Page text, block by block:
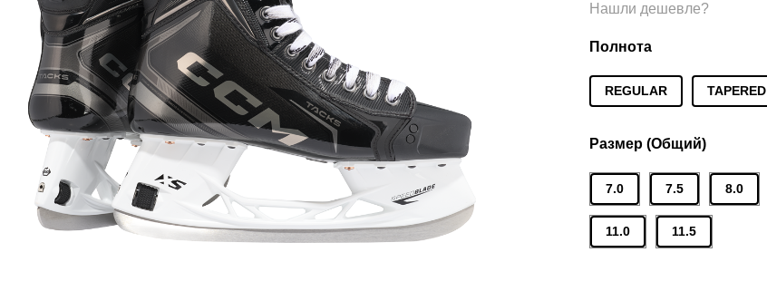
Нашли дешевле?
Полнота
REGULAR TAPERED
Размер (Общий)
7.0 7.5 8.0
11.0 11.5